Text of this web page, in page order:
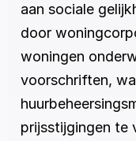
aan sociale
door
woningen
voorschriften,
prijsstijgingen te